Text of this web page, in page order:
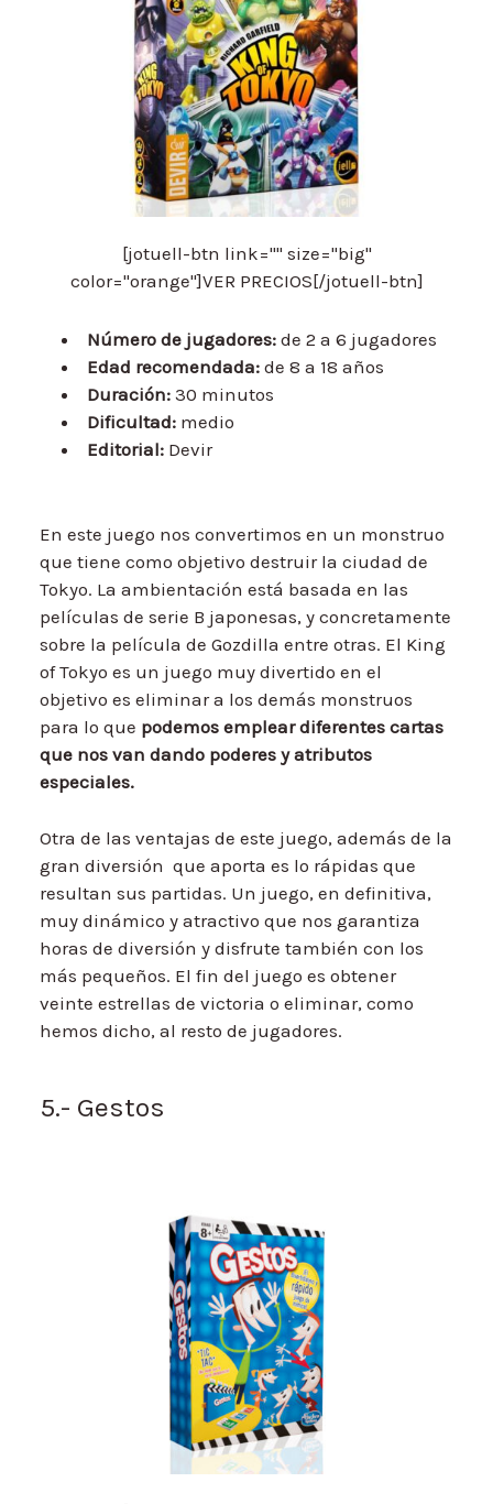
[jotuell-btn link="" size="big"
color="orange"]VER PRECIOS[/jotuell-btn]
Número de jugadores: de 2 a 6 jugadores
Edad recomendada: de 8 a 18 años
Duración: 30 minutos
Dificultad: medio
Editorial: Devir
En este juego nos convertimos en un monstruo
que tiene como objetivo destruir la ciudad de
Tokyo. La ambientación está basada en las
películas de serie B japonesas, y concretamente
sobre la película de Gozdilla entre otras. El King
of Tokyo es un juego muy divertido en el
objetivo es eliminar a los demás monstruos
para lo que podemos emplear diferentes cartas
que nos van dando poderes y atributos
especiales.
Otra de las ventajas de este juego, además de la
gran diversión que aporta es lo rápidas que
resultan sus partidas. Un juego, en definitiva,
muy dinámico y atractivo que nos garantiza
horas de diversión y disfrute también con los
más pequeños. El fin del juego es obtener
veinte estrellas de victoria o eliminar, como
hemos dicho, al resto de jugadores.
5.- Gestos